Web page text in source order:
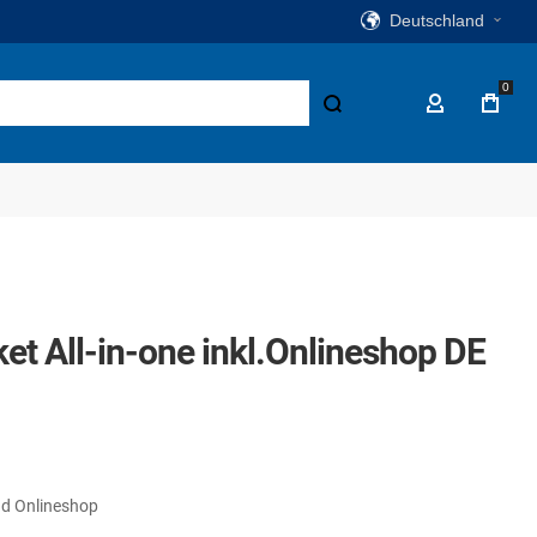
Deutschland
Mein Konto
0
All-in-one inkl.Onlineshop DE
Onlineshop